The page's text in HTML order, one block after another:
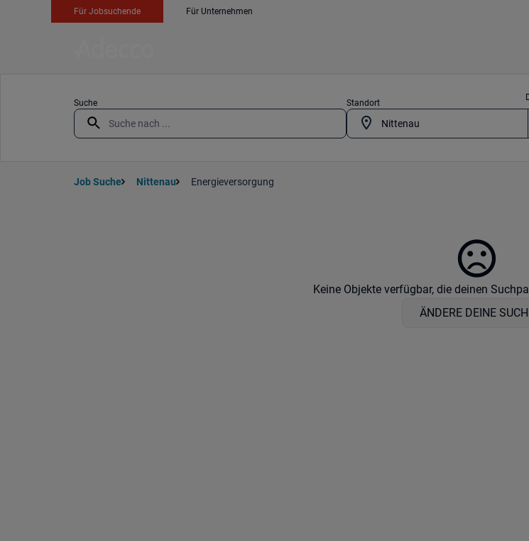
Für Jobsuchende Für Unternehmen
Suche Standort
Job Suche Nittenau Energieversorgung
Keine Objekte verfügbar, die deinen
ÄNDERE DEINE